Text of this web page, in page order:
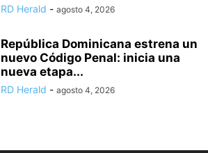
RD Herald - agosto 4, 2026
República Dominicana estrena un
nuevo Código Penal: inicia una
nueva etapa...
RD Herald - agosto 4, 2026